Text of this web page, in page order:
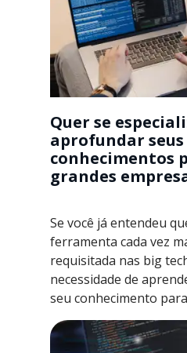
Quer se
aprofundar seus
conhecimentos
grandes
Se você já entendeu
ferramenta cada vez
requisitada nas big
necessidade de
seu conhecimento